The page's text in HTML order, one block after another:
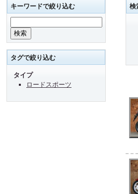
検
キーワードで絞り込む
タグで絞り込む
タイプ
ロードスポーツ